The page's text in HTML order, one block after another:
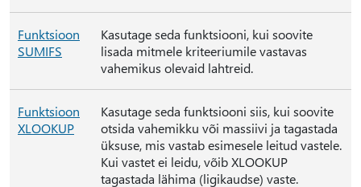
Funktsioon
SUMIFS
Kasutage seda funktsiooni, kui soovite
lisada mitmele kriteeriumile vastavas
vahemikus olevaid lahtreid.
Funktsioon
XLOOKUP
Kasutage seda funktsiooni siis, kui soovite
otsida vahemikku või massiivi ja tagastada
üksuse, mis vastab esimesele leitud vastele.
Kui vastet ei leidu, võib XLOOKUP
tagastada lähima (ligikaudse) vaste.